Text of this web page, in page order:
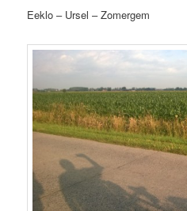
Eeklo – Ursel – Zomergem